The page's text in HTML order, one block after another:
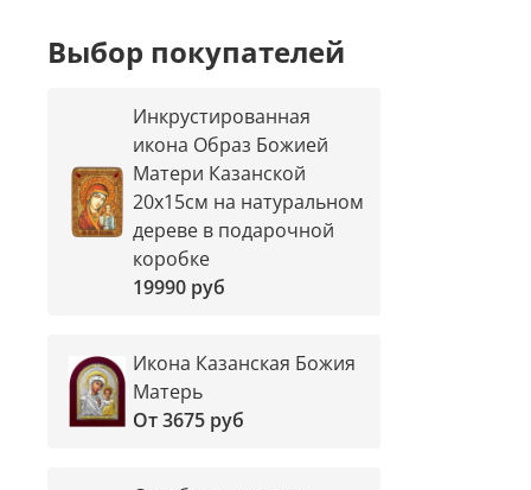
Выбор покупателей
Инкрустированная
икона Образ Божией
Матери Казанской
20х15см на натуральном
дереве в подарочной
коробке
19990 руб
Икона Казанская Божия
Матерь
От3675 руб